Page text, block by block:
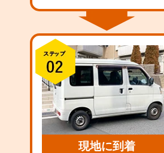
現地に到着